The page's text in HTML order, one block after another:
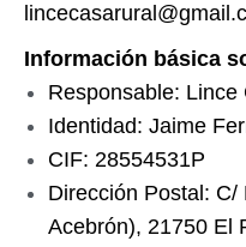
Información básica
Responsable: Lince
Identidad: Jaime
CIF: 28554531P
Dirección Postal:
Acebrón), 21750 El